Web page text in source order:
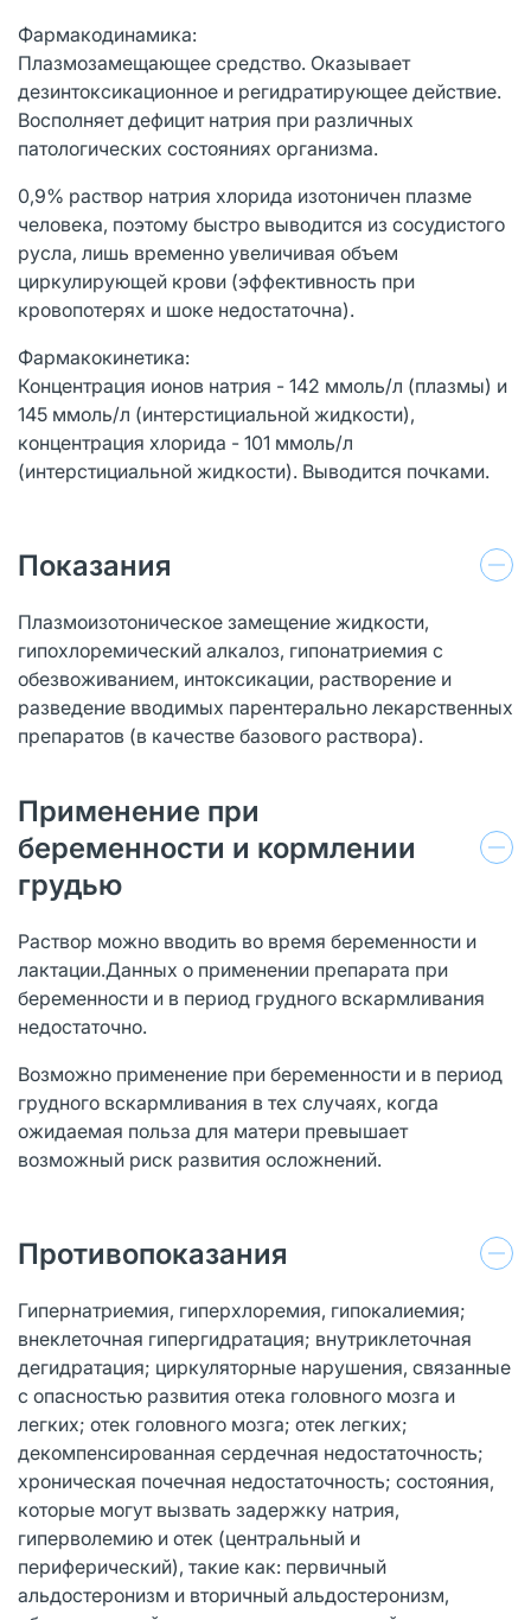
Фармакодинамика:
Плазмозамещающее средство. Оказывает
дезинтоксикационное и регидратирующее действие.
Восполняет дефицит натрия при различных
патологических состояниях организма.
0,9% раствор натрия хлорида изотоничен плазме
человека, поэтому быстро выводится из сосудистого
русла, лишь временно увеличивая объем
циркулирующей крови (эффективность при
кровопотерях и шоке недостаточна).
Фармакокинетика:
Концентрация ионов натрия - 142 ммоль/л (плазмы) и
145 ммоль/л (интерстициальной жидкости),
концентрация хлорида - 101 ммоль/л
(интерстициальной жидкости). Выводится почками.
Показания
Плазмоизотоническое замещение жидкости,
гипохлоремический алкалоз, гипонатриемия с
обезвоживанием, интоксикации, растворение и
разведение вводимых парентерально лекарственных
препаратов (в качестве базового раствора).
Применение при
беременности и кормлении
грудью
Раствор можно вводить во время беременности и
лактации.Данных о применении препарата при
беременности и в период грудного вскармливания
недостаточно.
Возможно применение при беременности и в период
грудного вскармливания в тех случаях, когда
ожидаемая польза для матери превышает
возможный риск развития осложнений.
Противопоказания
Гипернатриемия, гиперхлоремия, гипокалиемия;
внеклеточная гипергидратация; внутриклеточная
дегидратация; циркуляторные нарушения, связанные
с опасностью развития отека головного мозга и
легких; отек головного мозга; отек легких;
декомпенсированная сердечная недостаточность;
хроническая почечная недостаточность; состояния,
которые могут вызвать задержку натрия,
гиперволемию и отек (центральный и
периферический), такие как: первичный
альдостеронизм и вторичный альдостеронизм,